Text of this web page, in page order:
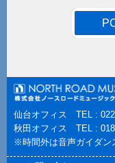
仙台オフィス TEL :
秋田オフィス TEL :
※時間外は音声ガイダン